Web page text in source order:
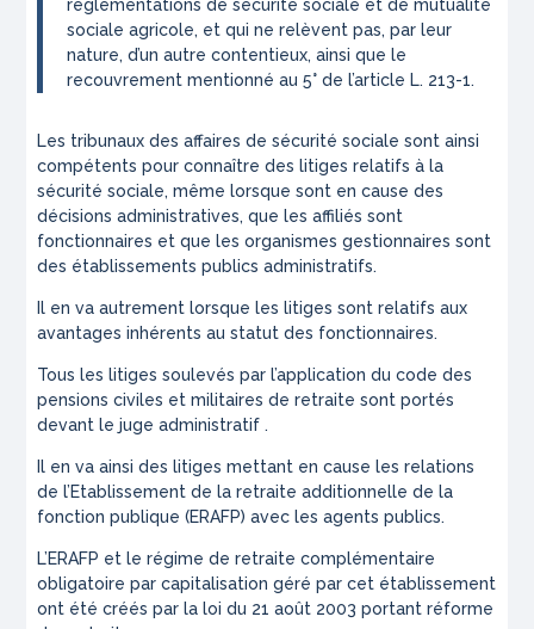
réglementations de sécurité sociale et de mutualité
sociale agricole, et qui ne relèvent pas, par leur
nature, d’un autre contentieux, ainsi que le
recouvrement mentionné au 5° de l’article L. 213-1.
Les tribunaux des affaires de sécurité sociale sont ainsi
compétents pour connaître des litiges relatifs à la
sécurité sociale, même lorsque sont en cause des
décisions administratives, que les affiliés sont
fonctionnaires et que les organismes gestionnaires sont
des établissements publics administratifs.
Il en va autrement lorsque les litiges sont relatifs aux
avantages inhérents au statut des fonctionnaires.
Tous les litiges soulevés par l’application du code des
pensions civiles et militaires de retraite sont portés
devant le juge administratif .
Il en va ainsi des litiges mettant en cause les relations
de l’Etablissement de la retraite additionnelle de la
fonction publique (ERAFP) avec les agents publics.
L’ERAFP et le régime de retraite complémentaire
obligatoire par capitalisation géré par cet établissement
ont été créés par la loi du 21 août 2003 portant réforme